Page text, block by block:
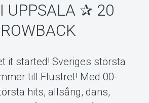
Support
UPPSALA ✰ 20
it started! Sveriges största
till Flustret! Med 00-
hits, allsång, dans,